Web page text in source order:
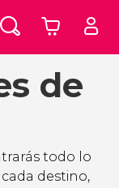
de
todo lo
destino,